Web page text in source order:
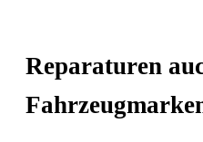
Reparaturen